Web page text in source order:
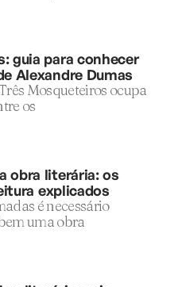
guia para conhecer
Alexandre Dumas
Mosqueteiros ocupa
os
obra literária: os
explicados
é necessário
uma obra